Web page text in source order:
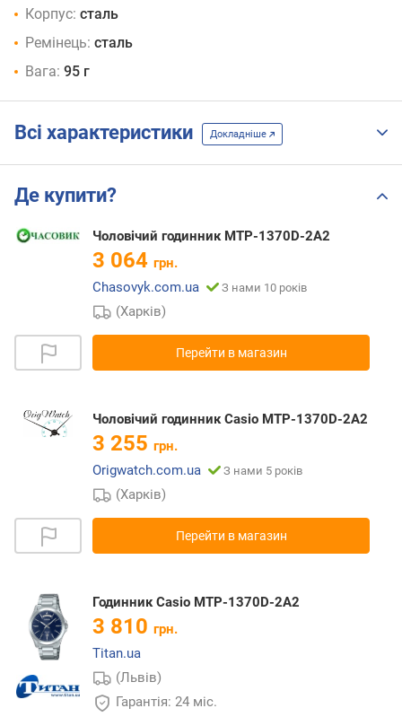
Корпус: сталь
Ремінець: сталь
Вага: 95 г
Всі характеристики Докладніше
Де купити?
Чоловічий годинник MTP-1370D-2A2
3 064 грн.
Chasovyk.com.ua
З нами 10 років
(Харків)
Перейти в магазин
Чоловічий годинник Casio MTP-1370D-2A2
3 255 грн.
Origwatch.com.ua
З нами 5 років
(Харків)
Перейти в магазин
Годинник Casio MTP-1370D-2A2
3 810 грн.
Titan.ua
(Львів)
Гарантія: 24 міс.